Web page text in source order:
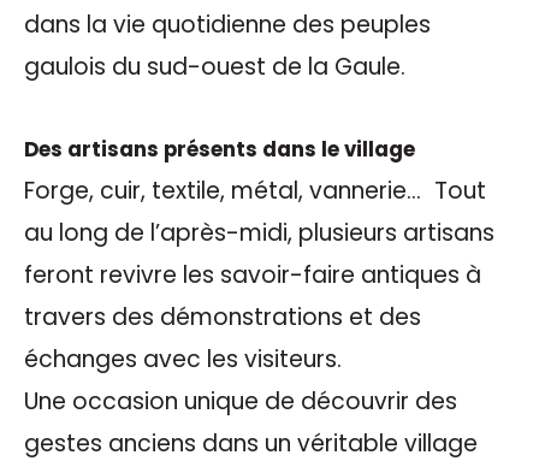
dans la vie quotidienne des peuples
gaulois du sud-ouest de la Gaule.
Des artisans présents dans le village
Forge, cuir, textile, métal, vannerie… Tout
au long de l’après-midi, plusieurs artisans
feront revivre les savoir-faire antiques à
travers des démonstrations et des
échanges avec les visiteurs.
Une occasion unique de découvrir des
gestes anciens dans un véritable village